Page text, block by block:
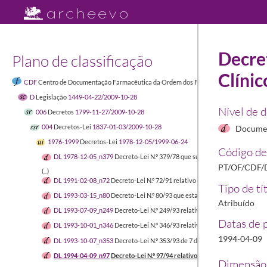
Plano de classificação
CDFCentro de Documentação Farmacêutica da Ordem dos Farmacêuticos
1449-04-
D Legislação 1449-04-22/2009-10-28
006 Decretos 1799-11-27/2009-10-28
004 Decretos-Lei 1837-01-03/2009-10-28
1976-1999 Decretos-Lei 1978-12-05/1999-06-24
DL 1978-12-05_n379 Decreto-Lei N.º 379/78 que suspende a liquidação
(...)
DL 1991-02-08_n72 Decreto-Lei N.º 72/91 relativo a medicamentos de uso
DL 1993-03-15_n80 Decreto-Lei N.º 80/93 que estabelece os princípios
DL 1993-07-09_n249 Decreto-Lei N.º 249/93 relativo a medicamentos
DL 1993-10-01_n346 Decreto-Lei N.º 346/93 relativo ao reconhecimento
DL 1993-10-07_n353 Decreto-Lei N.º 353/93 de 7 de outubro que aprova
DL 1994-04-09_n97Decreto-Lei N.º 97/94 relativo aos Ensaios Clínicos
Nível de
Código
PT/OF/
Tipo de
Atribuído
Datas de
1994-04-09